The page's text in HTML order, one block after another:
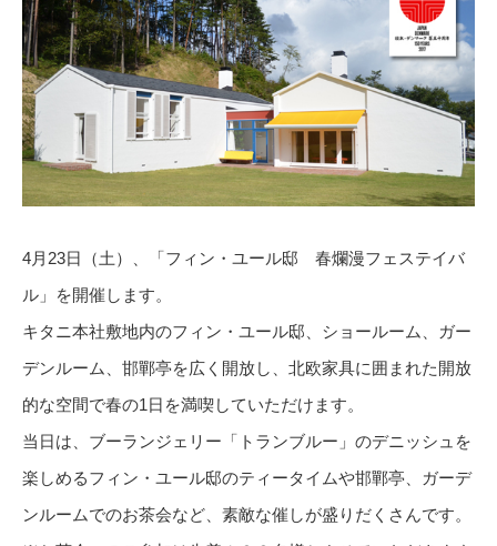
4月23日（土）、「フィン・ユール邸 春爛漫フェステイバ
ル」を開催します。
キタニ本社敷地内のフィン・ユール邸、ショールーム、ガー
デンルーム、邯鄲亭を広く開放し、北欧家具に囲まれた開放
的な空間で春の1日を満喫していただけます。
当日は、ブーランジェリー「トランブルー」のデニッシュを
楽しめるフィン・ユール邸のティータイムや邯鄲亭、ガーデ
ンルームでのお茶会など、素敵な催しが盛りだくさんです。